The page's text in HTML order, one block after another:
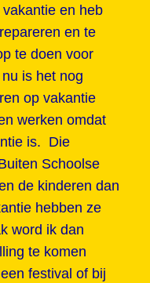
en heb
en te
te doen voor
is het nog
op vakantie
werken omdat
is. Die
Schoolse
de kinderen dan
hebben ze
word ik dan
te komen
festival of bij